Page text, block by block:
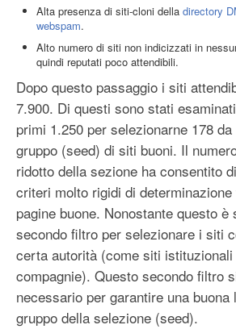
Alta presenza di siti-cloni della directory
webspam.
Alto numero di siti non indicizzati in
quindi reputati poco attendibili.
Dopo questo passaggio i siti
7.900. Di questi sono stati
primi 1.250 per selezionarne 178
gruppo (seed) di siti buoni. Il
ridotto della sezione ha consentito
criteri molto rigidi di
pagine buone. Nonostante questo è
secondo filtro per selezionare i siti
certa autorità (come siti istituzionali
compagnie). Questo secondo filtro
necessario per garantire una buona
gruppo della selezione (seed).